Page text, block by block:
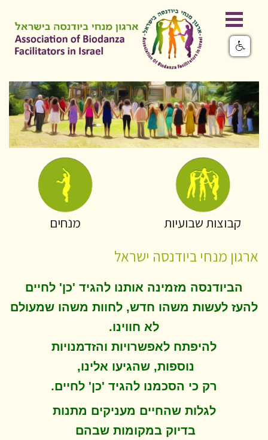
קבוצות שבועיות מנחים
ארגון מנחי ביודנסה ישראל
הביודנסה מזמינה אותנו להגיד 'כן' לחיים
להעז לעשות משהו חדש, לחוות משהו שמעולם
לא חווינו.
להיפתח לאפשרויות והזדמנויות
נוספות, שהגיעו אלינו,
רק כי הסכמנו להגיד 'כן' לחיים.
לגלות שהחיים מעניקים מתנות
בדיוק במקומות שבהם